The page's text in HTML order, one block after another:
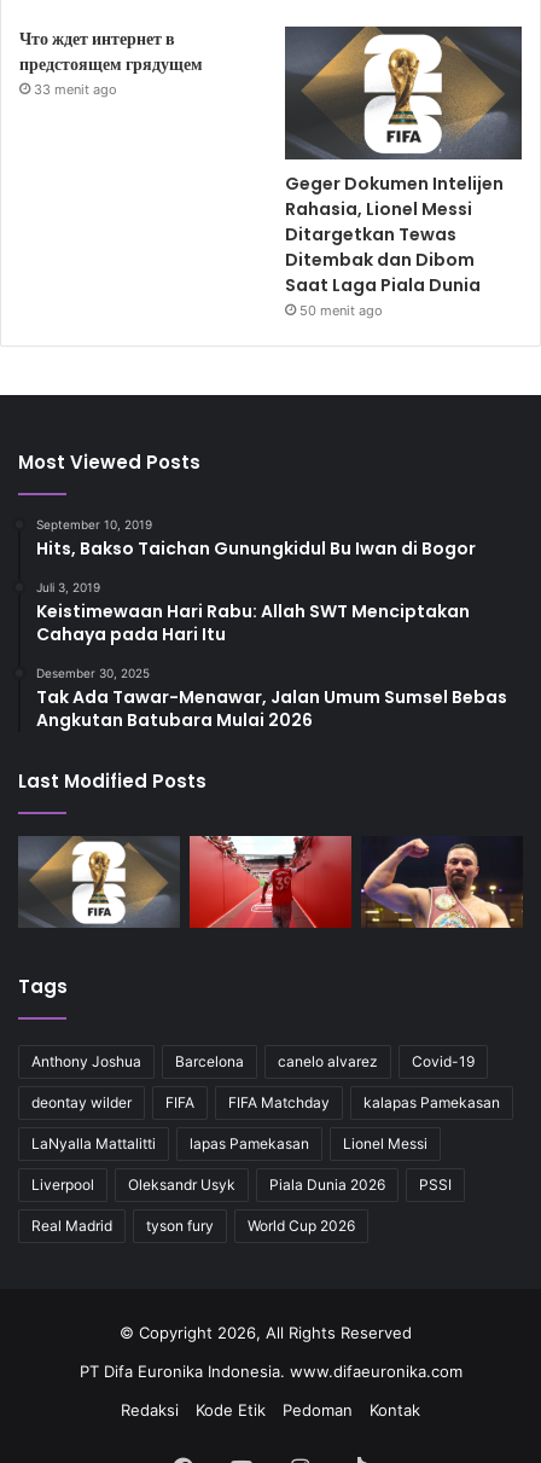
Что ждет интернет в
предстоящем грядущем
33 menit ago
Geger Dokumen Intelijen
Rahasia, Lionel Messi
Ditargetkan Tewas
Ditembak dan Dibom
Saat Laga Piala Dunia
50 menit ago
Most Viewed Posts
September 10, 2019
Hits, Bakso Taichan Gunungkidul Bu Iwan di Bogor
Juli 3, 2019
Keistimewaan Hari Rabu: Allah SWT Menciptakan
Cahaya pada Hari Itu
Desember 30, 2025
Tak Ada Tawar-Menawar, Jalan Umum Sumsel Bebas
Angkutan Batubara Mulai 2026
Last Modified Posts
Tags
Anthony Joshua Barcelona canelo alvarez Covid-19
deontay wilder FIFA FIFA Matchday kalapas Pamekasan
LaNyalla Mattalitti lapas Pamekasan Lionel Messi
Liverpool Oleksandr Usyk Piala Dunia 2026 PSSI
Real Madrid tyson fury World Cup 2026
© Copyright 2026, All Rights Reserved
PT Difa Euronika Indonesia. www.difaeuronika.com
Redaksi
Kode Etik Pedoman Kontak